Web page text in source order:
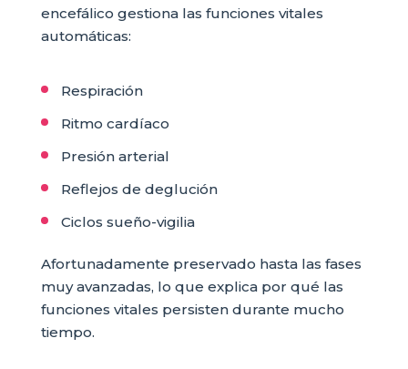
encefálico gestiona las funciones vitales
automáticas:
Respiración
Ritmo cardíaco
Presión arterial
Reflejos de deglución
Ciclos sueño-vigilia
Afortunadamente preservado hasta las fases
muy avanzadas, lo que explica por qué las
funciones vitales persisten durante mucho
tiempo.